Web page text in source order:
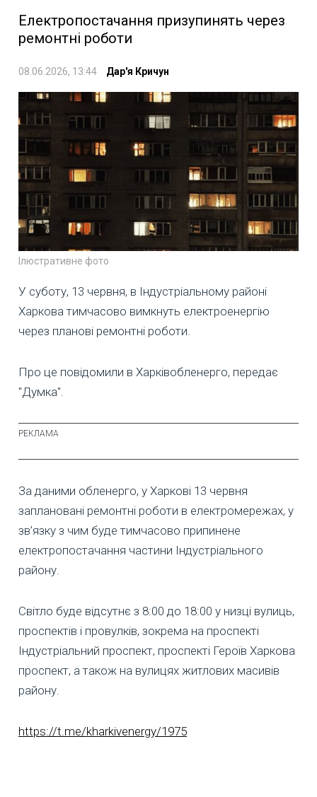
Електропостачання призупинять через
ремонтні роботи
08.06.2026, 13:44 Дар'я Кричун
Ілюстративне фото
У суботу, 13 червня, в Індустріальному районі
Харкова тимчасово вимкнуть електроенергію
через планові ремонтні роботи.
Про це повідомили в Харківобленерго, передає
"Думка".
За даними обленерго, у Харкові 13 червня
заплановані ремонтні роботи в електромережах, у
зв’язку з чим буде тимчасово припинене
електропостачання частини Індустріального
району.
Світло буде відсутнє з 8:00 до 18:00 у низці вулиць,
проспектів і провулків, зокрема на проспекті
Індустріальний проспект, проспекті Героїв Харкова
проспект, а також на вулицях житлових масивів
району.
https://t.me/kharkivenergy/1975